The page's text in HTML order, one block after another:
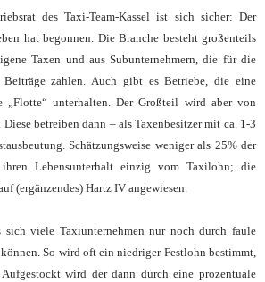
des Taxi-Team-Kassel ist sich sicher: Der
hat begonnen. Die Branche besteht großenteils
Taxen und aus Subunternehmern, die für die
Beiträge zahlen. Auch gibt es Betriebe, die eine
„Flotte“ unterhalten. Der Großteil wird aber von
betreiben dann – als Taxenbesitzer mit ca. 1-3
Schätzungsweise weniger als 25% der
ihren Lebensunterhalt einzig vom Taxilohn; die
(ergänzendes) Hartz IV angewiesen.
sich viele Taxiunternehmen nur noch durch faule
So wird oft ein niedriger Festlohn bestimmt,
Aufgestockt wird der dann durch eine prozentuale